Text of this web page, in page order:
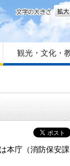
文字
観光・文化・
庁（消防保安